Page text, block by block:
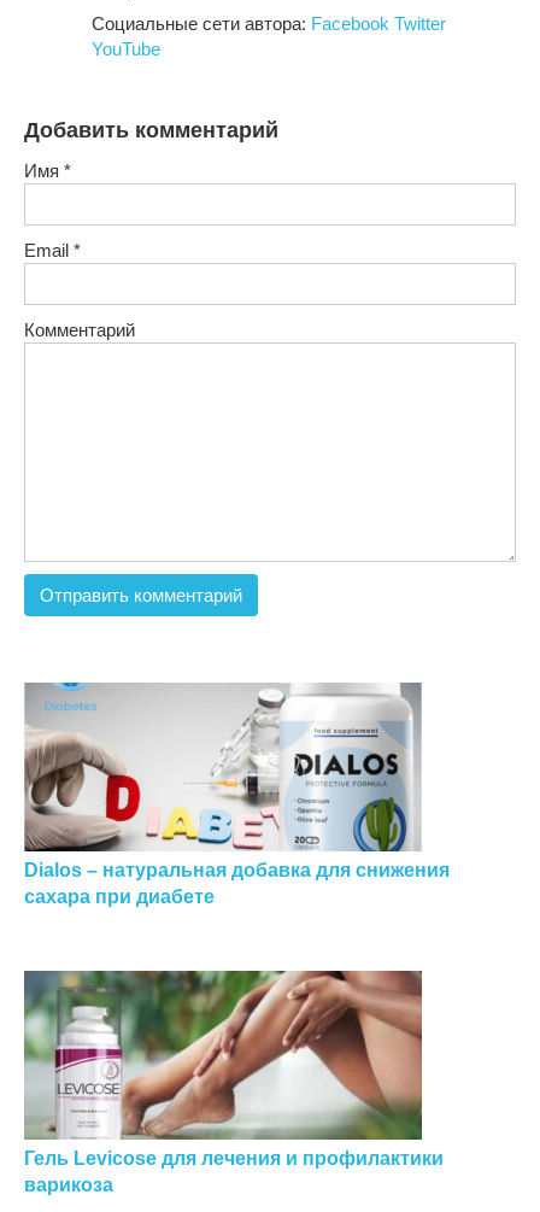
Социальные сети автора: Facebook Twitter
YouTube
Добавить комментарий
Имя *
Email *
Комментарий
Dialos – натуральная добавка для снижения
сахара при диабете
Гель Levicose для лечения и профилактики
варикоза